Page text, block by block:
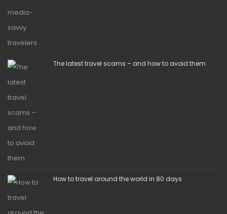
The latest travel scams – and how to avoid them
How to travel around the world in 80 days